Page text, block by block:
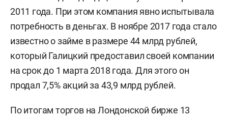
2011 года. При этом компания явно испытывала
потребность в деньгах. В ноябре 2017 года стало
известно о займе в размере 44 млрд рублей,
который Галицкий предоставил своей компании
на срок до 1 марта 2018 года. Для этого он
продал 7,5% акций за 43,9 млрд рублей.
По итогам торгов на Лондонской бирже 13